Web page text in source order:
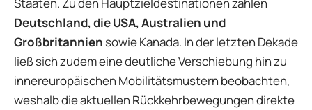
Deutschland, die USA, Australien und
Großbritannien sowie Kanada. In der letzten Dekade
ließ sich zudem eine deutliche Verschiebung hin zu
innereuropäischen Mobilitätsmustern beobachten,
weshalb die aktuellen Rückkehrbewegungen direkte